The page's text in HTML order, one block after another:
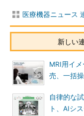
医療機器ニュース
新しい
MRI用イ
売、一括
自律的な
ト、AIシ